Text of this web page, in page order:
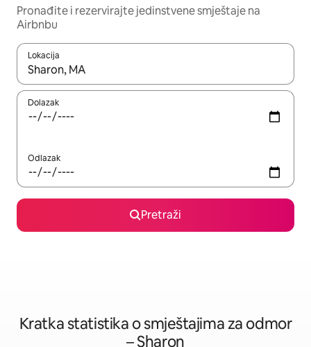
Pronađite i rezervirajte jedinstvene smještaje na
Airbnbu
Lokacija
Kada budu dostupni rezultati, moći ćete ih pregledati
Dolazak
Odlazak
Pretraži
Kratka statistika o smještajima za odmor
– Sharon